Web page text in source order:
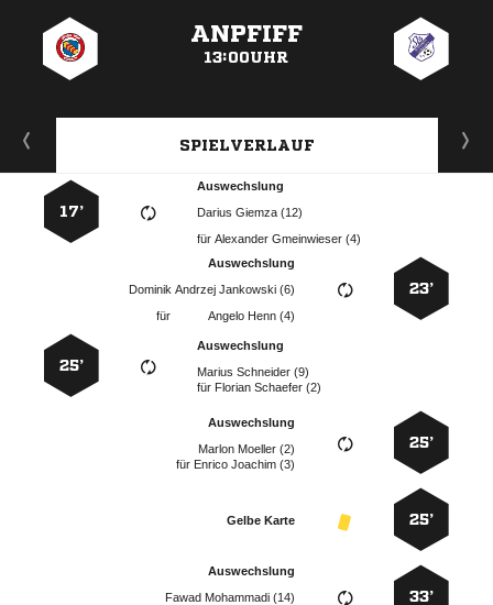
ANPFIFF
13:00UHR
SPIELVERLAUF
Auswechslung
  
für  
17’
23’
Auswechslung
   
für
  
Auswechslung
  
für   
25’
25’
Auswechslung
  
für   
25’
Gelbe Karte
33’
Auswechslung
  